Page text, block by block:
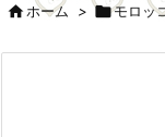
ホーム > モロッ